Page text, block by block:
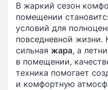
В жаркий сезон
помещении
условий для
повседневной жизни.
сильная жара, а
в помещении,
техника помогает
и комфортную